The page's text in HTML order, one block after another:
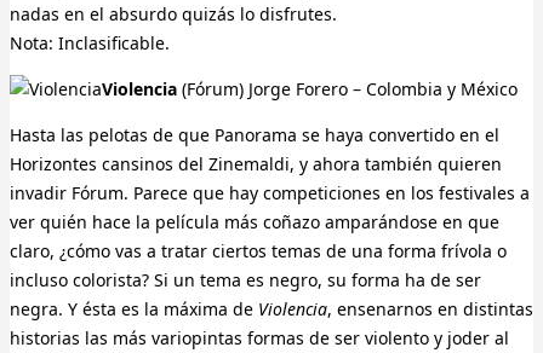
nadas en el absurdo quizás lo disfrutes.
Nota: Inclasificable.
Violencia (Fórum) Jorge Forero – Colombia y México
Hasta las pelotas de que Panorama se haya convertido en el
Horizontes cansinos del Zinemaldi, y ahora también quieren
invadir Fórum. Parece que hay competiciones en los festivales a
ver quién hace la película más coñazo amparándose en que
claro, ¿cómo vas a tratar ciertos temas de una forma frívola o
incluso colorista? Si un tema es negro, su forma ha de ser
negra. Y ésta es la máxima de Violencia, ensenarnos en distintas
historias las más variopintas formas de ser violento y joder al